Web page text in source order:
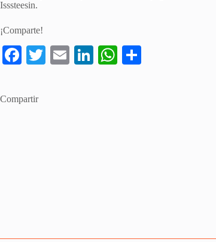
Isssteesin.
¡Comparte!
Fa
bo
T
E
Li
W
Compartir